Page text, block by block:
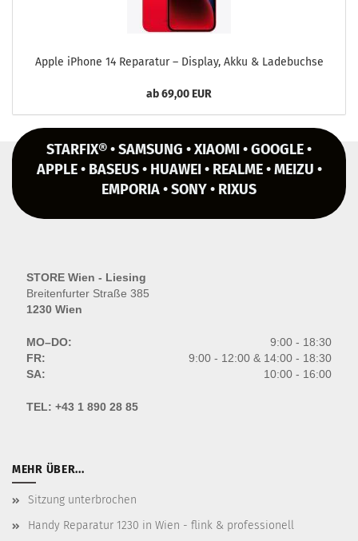
Apple iPho­ne 14 Re­pa­ra­tur – Dis­play, Akku & La­de­buch­se
ab 69,00 EUR
STARFIX® • SAMSUNG • XIAOMI • GOOGLE •
APPLE • BASEUS • HUAWEI • REALME • MEIZU •
EMPORIA • SONY • RIXUS
STORE Wien - Liesing
Breitenfurter Straße 385
1230 Wien
MO–DO:
9:00 - 18:30
FR:
9:00 - 12:00 & 14:00 - 18:30
SA:
10:00 - 16:00
TEL: +43 1 890 28 85
MEHR ÜBER...
Sitzung unterbrochen
Handy Reparatur 1230 in Wien - flink & professionell